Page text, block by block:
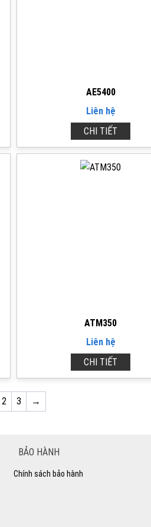
AE5400
Liên hệ
CHI TIẾT
ATM350
Liên hệ
CHI TIẾT
2 3 →
BẢO HÀNH
Chính sách bảo hành